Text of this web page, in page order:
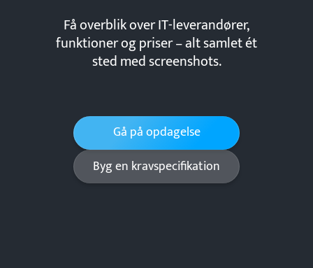
Få overblik over IT-leverandører,
funktioner og priser – alt samlet ét
sted med screenshots.
Gå på opdagelse
Byg en kravspecifikation